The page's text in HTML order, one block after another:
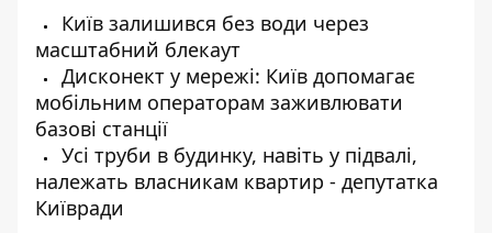
Київ залишився без води через
масштабний блекаут
Дисконект у мережі: Київ допомагає
мобільним операторам заживлювати
базові станції
Усі труби в будинку, навіть у підвалі,
належать власникам квартир - депутатка
Київради